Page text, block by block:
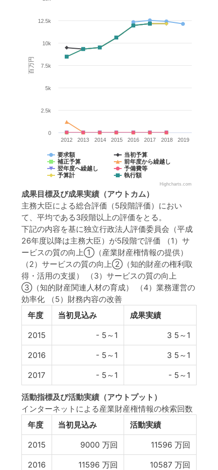
百万円
要求額
当初予算
補正予算
前年度から繰越し
翌年度へ繰越し
予備費等
予算計
執行額
2012 2013 2014 2015 2016 2017 2018 2019
0
2.5k
5k
7.5k
10k
12.5k
Highcharts.com
成果目標及び成果実績 （アウトカム）
主務大臣による総合評価（5段階評価）におい
て、平均である3段階以上の評価をとる。
下記の内容を基に独立行政法人評価委員会（平成
26年度以降は主務大臣）が5段階で評価 （1）サ
ービスの質の向上①（産業財産権情報の提供）
（2）サービスの質の向上②（知的財産の権利取
得・活用の支援） （3）サービスの質の向上
③（知的財産関連人材の育成） （4）業務運営の
効率化 （5）財務内容の改善
年度
当初見込み 成果実績
2015 - 5～1 3 5～1
2016 - 5～1 3 5～1
2017 - 5～1 - 5～1
活動指標及び活動実績 （アウトプット）
インターネットによる産業財産権情報の検索回数
年度
当初見込み 活動実績
2015 9000 万回 11596 万回
2016 11596 万回 10587 万回